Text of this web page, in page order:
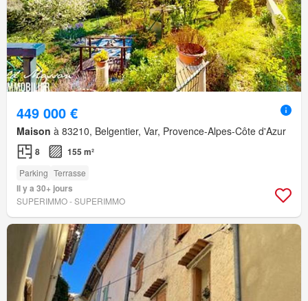
449 000 €
Maison à 83210, Belgentier, Var, Provence-Alpes-Côte d'Azur
8 155 m²
Parking Terrasse
Il y a 30+ jours
SUPERIMMO - SUPERIMMO